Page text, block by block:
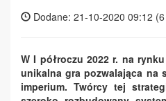
Dodane: 21-10-2020 09:12 (
W I półroczu 2022 r. na
unikalna gra pozwalająca na
imperium. Twórcy tej